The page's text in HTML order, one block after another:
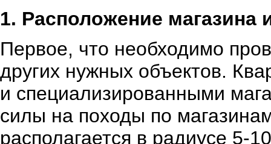
1. Расположение
Первое, что необходимо
других нужных объектов.
и специализированными
силы на походы по
располагается в радиусе 5-